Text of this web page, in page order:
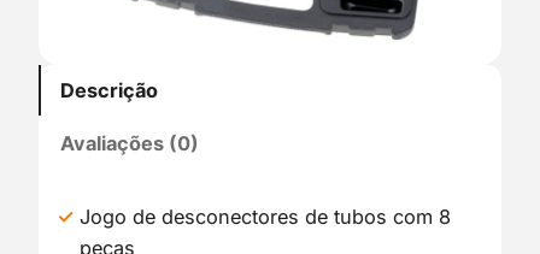
Descrição
Avaliações (0)
Jogo de desconectores de tubos com 8
peças